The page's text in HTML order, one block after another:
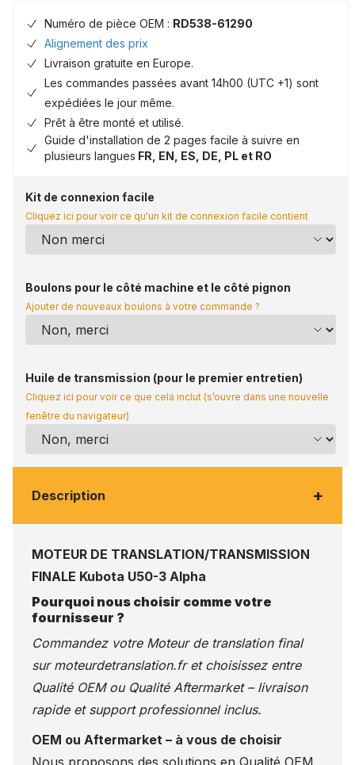
Numéro de pièce OEM : RD538-61290
Alignement des prix
Livraison gratuite en Europe.
Les commandes passées avant 14h00 (UTC +1) sont
expédiées le jour même.
Prêt à être monté et utilisé.
Guide d'installation de 2 pages facile à suivre en
plusieurs langues FR, EN, ES, DE, PL et RO
Kit de connexion facile
Cliquez ici pour voir ce qu'un kit de connexion facile contient
Boulons pour le côté machine et le côté pignon
Ajouter de nouveaux boulons à votre commande ?
Huile de transmission (pour le premier entretien)
Cliquez ici pour voir ce que cela inclut (s’ouvre dans une nouvelle
fenêtre du navigateur)
Description +
MOTEUR DE TRANSLATION/TRANSMISSION
FINALE Kubota U50-3 Alpha
Pourquoi nous choisir comme votre
fournisseur ?
Commandez votre Moteur de translation final
sur moteurdetranslation.fret choisissez entre
Qualité OEM ou Qualité Aftermarket – livraison
rapide et support professionnel inclus.
OEM ou Aftermarket – à vous de choisir